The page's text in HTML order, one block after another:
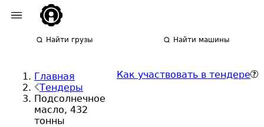
Найти грузы Найти машины
Главная
Тендеры
Подсолнечное
масло, 432
тонны
Как участвовать в тендере